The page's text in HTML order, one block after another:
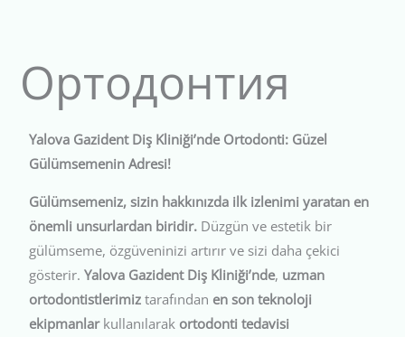
Ортодонтия
Yalova Gazident Diş Kliniği’nde Ortodonti: Güzel
Gülümsemenin Adresi!
Gülümsemeniz, sizin hakkınızda ilk izlenimi yaratan en
önemli unsurlardan biridir. Düzgün ve estetik bir
gülümseme, özgüveninizi artırır ve sizi daha çekici
gösterir.Yalova Gazident Diş Kliniği’nde, uzman
ortodontistlerimiz tarafından en son teknoloji
ekipmanlarkullanılarak ortodonti tedavisi